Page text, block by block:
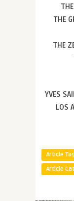
THE
THE
YVES
LOS
Article
Article